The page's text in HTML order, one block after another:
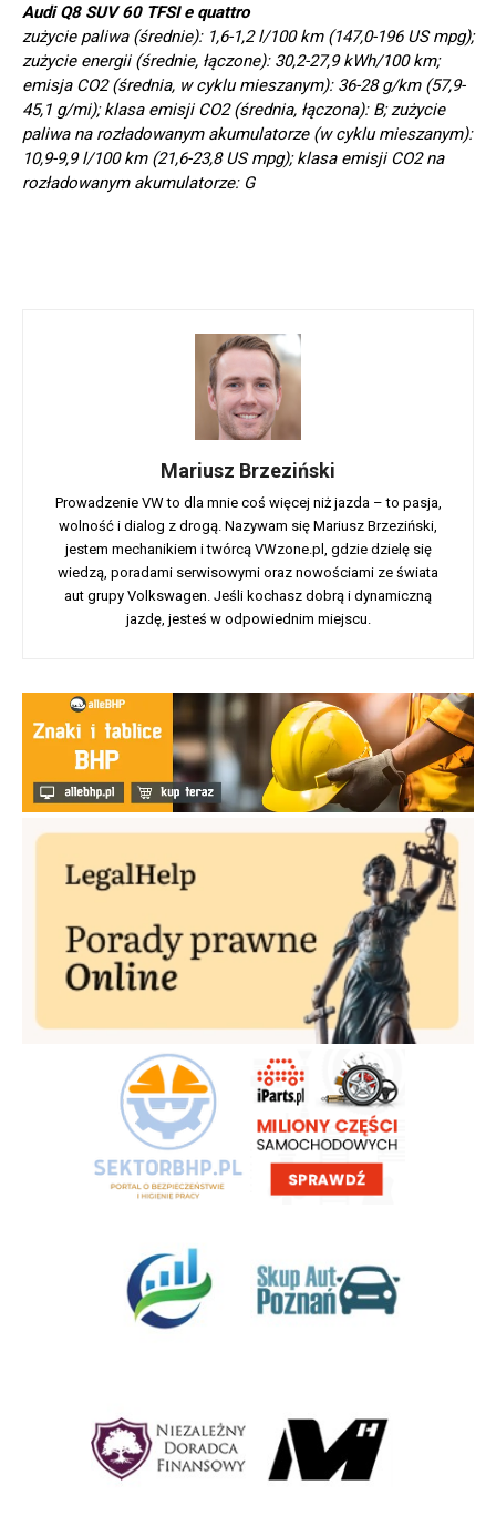
Audi Q8 SUV 60 TFSI e quattro
zużycie paliwa (średnie): 1,6-1,2 l/100 km (147,0-196 US mpg);
zużycie energii (średnie, łączone): 30,2-27,9 kWh/100 km;
emisja CO2 (średnia, w cyklu mieszanym): 36-28 g/km (57,9-
45,1 g/mi); klasa emisji CO2 (średnia, łączona): B; zużycie
paliwa na rozładowanym akumulatorze (w cyklu mieszanym):
10,9-9,9 l/100 km (21,6-23,8 US mpg); klasa emisji CO2 na
rozładowanym akumulatorze: G
Mariusz Brzeziński
Prowadzenie VW to dla mnie coś więcej niż jazda – to pasja,
wolność i dialog z drogą. Nazywam się Mariusz Brzeziński,
jestem mechanikiem i twórcą VWzone.pl, gdzie dzielę się
wiedzą, poradami serwisowymi oraz nowościami ze świata
aut grupy Volkswagen. Jeśli kochasz dobrą i dynamiczną
jazdę, jesteś w odpowiednim miejscu.